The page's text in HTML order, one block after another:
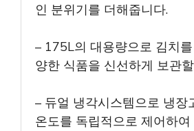
인 분위기를 더해줍니다.
– 175L의 대용량으로 김치
양한 식품을 신선하게 보관
– 듀얼 냉각시스템으로 냉장
온도를 독립적으로 제어하